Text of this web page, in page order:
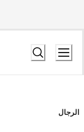
الرجال